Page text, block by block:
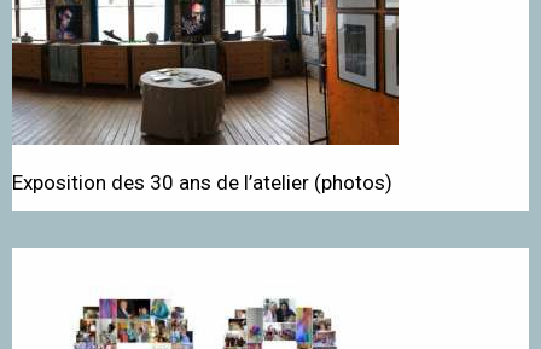
Exposition des 30 ans de l’atelier (photos)